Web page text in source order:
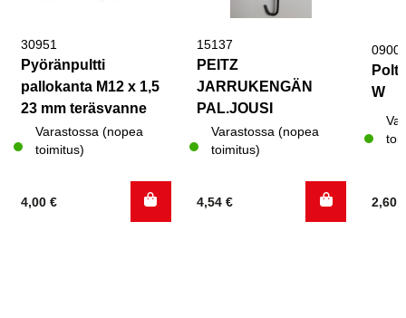
30951
Pyöränpultti
pallokanta M12 x 1,5
23 mm teräsvanne
Varastossa (nopea
toimitus)
4,00 €
15137
PEITZ
JARRUKENGÄN
PAL.JOUSI
Varastossa (nopea
toimitus)
4,54 €
W
2,60